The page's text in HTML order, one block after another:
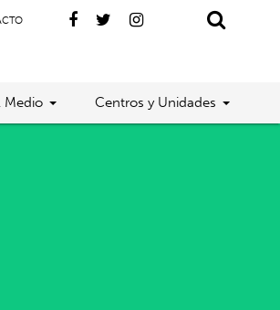
Medio Centros y Unidades